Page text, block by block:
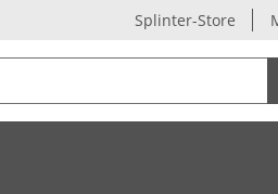
Splinter-Store